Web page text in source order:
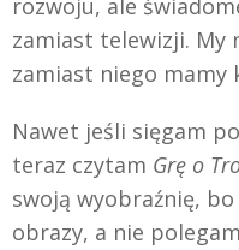
rozwoju, ale
zamiast telewizji. My
zamiast niego mamy
Nawet jeśli sięgam
teraz czytam Grę o
swoją wyobraźnię, bo
obrazy, a nie